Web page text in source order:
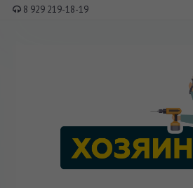
8 929 219-18-19